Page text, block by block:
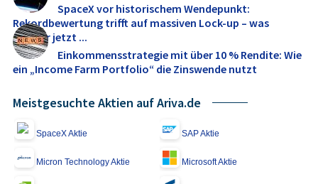
SpaceX vor historischem Wendepunkt:
Rekordbewertung trifft auf massiven Lock-up – was
Anleger jetzt ...
Einkommensstrategie mit über 10 % Rendite: Wie
ein „Income Farm Portfolio“ die Zinswende nutzt
Meistgesuchte Aktien auf Ariva.de
SpaceX Aktie SAP Aktie
Micron Technology Aktie Microsoft Aktie